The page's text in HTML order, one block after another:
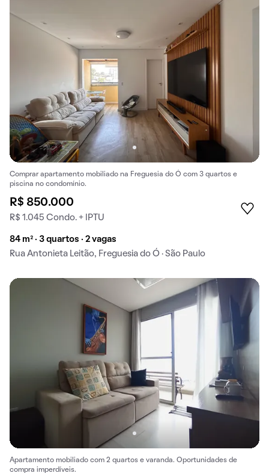
Comprar apartamento mobiliado na Freguesia do Ó com 3 quartos e
piscina no condomínio.
R$ 850.000
R$ 1.045 Condo. + IPTU
84 m² · 3 quartos · 2 vagas
Rua Antonieta Leitão, Freguesia do Ó · São Paulo
Apartamento mobiliado com 2 quartos e varanda. Oportunidades de
compra imperdíveis.